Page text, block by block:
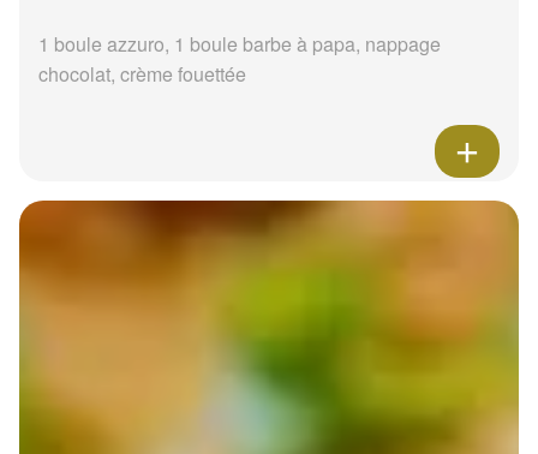
1 boule azzuro, 1 boule barbe à papa, nappage
chocolat, crème fouettée